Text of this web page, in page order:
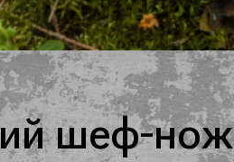
шеф-нож